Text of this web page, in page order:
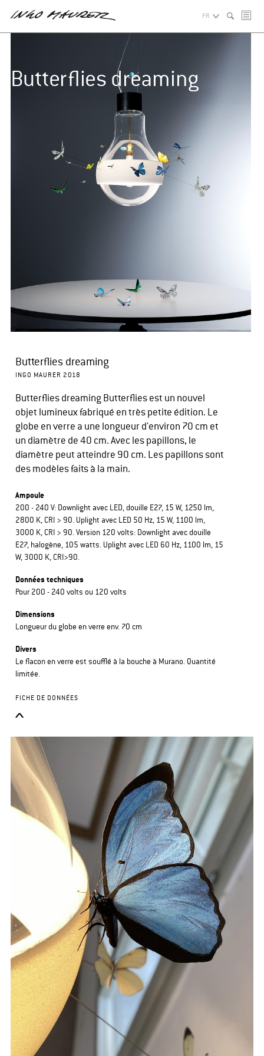
FR
Butterflies dreaming
Butterflies dreaming
INGO MAURER 2018
Butterflies dreaming Butterflies est un nouvel
objet lumineux fabriqué en très petite édition. Le
globe en verre a une longueur d'environ 70 cm et
un diamètre de 40 cm. Avec les papillons, le
diamètre peut atteindre 90 cm. Les papillons sont
des modèles faits à la main.
Ampoule
200 - 240 V: Downlight avec LED, douille E27, 15 W, 1250 lm,
2800 K, CRI > 90. Uplight avec LED 50 Hz, 15 W, 1100 lm,
3000 K, CRI > 90. Version 120 volts: Downlight avec douille
E27, halogène, 105 watts. Uplight avec LED 60 Hz, 1100 lm, 15
W, 3000 K, CRI>90.
Données techniques
Pour 200 - 240 volts ou 120 volts
Dimensions
Longueur du globe en verre env. 70 cm
Divers
Le flacon en verre est soufflé à la bouche à Murano. Quantité
limitée.
FICHE DE DONNÉES